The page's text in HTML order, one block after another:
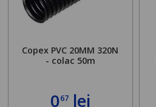
Copex PVC 20MM 320N
- colac 50m
067lei